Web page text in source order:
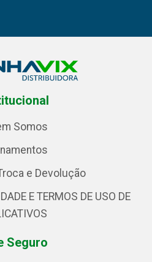
Somos
e Devolução
E TERMOS DE USO DE
Seguro